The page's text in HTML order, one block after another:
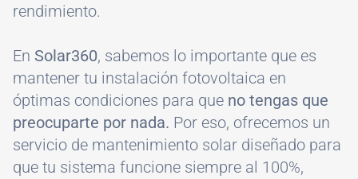
rendimiento.
En Solar360, sabemos lo importante que es
mantener tu instalación fotovoltaica en
óptimas condiciones para que no tengas que
preocuparte por nada. Por eso, ofrecemos un
servicio de mantenimiento solar diseñado para
que tu sistema funcione siempre al 100%,